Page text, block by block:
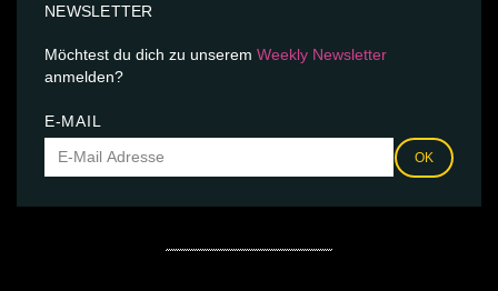
NEWSLETTER
Möchtest du dich zu unserem Weekly Newsletter
anmelden?
E-MAIL
OK